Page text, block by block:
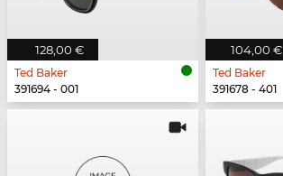
128,00 €
Ted Baker
391694 - 001
104,00 €
Ted Baker
391678 - 401